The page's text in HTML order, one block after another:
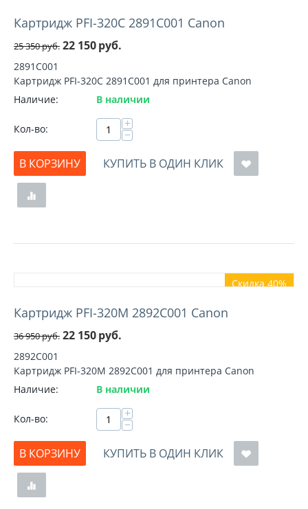
Картридж PFI-320C 2891C001 Canon
25 350руб. 22 150руб.
2891C001
Картридж PFI-320C 2891C001 для принтера Canon
Наличие:
В наличии
Кол-во: +
−
В КОРЗИНУ
КУПИТЬ В ОДИН КЛИК
Скидка 40%
Картридж PFI-320M 2892C001 Canon
36 950руб. 22 150руб.
2892C001
Картридж PFI-320M 2892C001 для принтера Canon
Наличие:
В наличии
Кол-во: +
−
В КОРЗИНУ
КУПИТЬ В ОДИН КЛИК